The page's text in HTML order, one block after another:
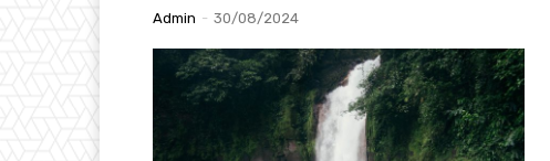
Admin - 30/08/2024